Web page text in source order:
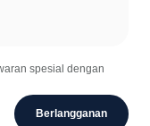
spesial dengan
Berlangganan